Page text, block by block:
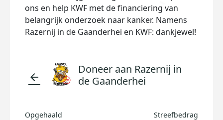
ons en help KWF met de financiering van
belangrijk onderzoek naar kanker. Namens
Razernij in de Gaanderhei en KWF: dankjewel!
arrow_back
Doneer aan Razernij in
de Gaanderhei
Opgehaald Streefbedrag